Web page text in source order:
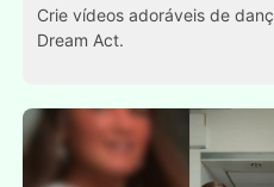
Crie vídeos adoráveis de
Dream Act.